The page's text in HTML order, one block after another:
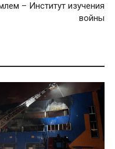
– Институт изучения
войны